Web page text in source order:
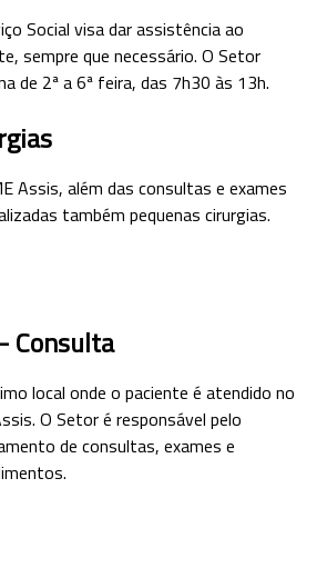
Social visa dar assistência ao
sempre que necessário. O Setor
de 2ª a 6ª feira, das 7h30 às 13h.
Assis, além das consultas e exames
também pequenas cirurgias.
Consulta
local onde o paciente é atendido no
O Setor é responsável pelo
de consultas, exames e